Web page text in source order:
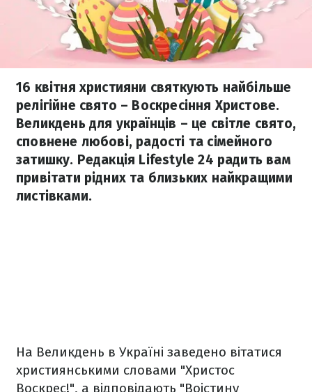
16 квітня християни святкують найбільше
релігійне свято – Воскресіння Христове.
Великдень для українців – це світле свято,
сповнене любові, радості та сімейного
затишку. Редакція Lifestyle 24 радить вам
привітати рідних та близьких найкращими
листівками.
На Великдень в Україні заведено вітатися
християнськими словами "Христос
Воскрес!", а відповідають "Воістину